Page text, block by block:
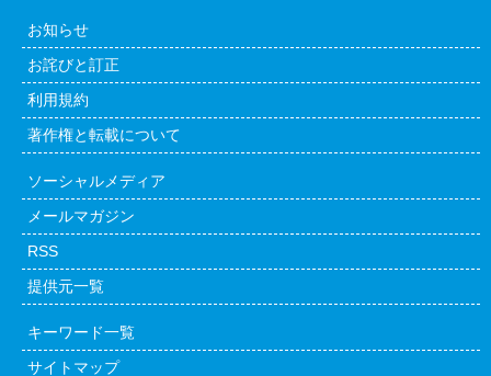
お知らせ
お詫びと訂正
利用規約
著作権と転載について
ソーシャルメディア
メールマガジン
RSS
提供元一覧
キーワード一覧
サイトマップ